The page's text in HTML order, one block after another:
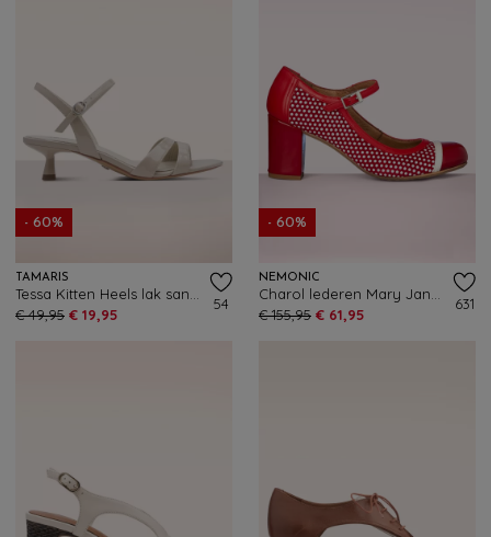
- 60%
TAMARIS
€ 49,95 € 19,95
54
- 60%
NEMONIC
€ 155,95 € 61,95
631